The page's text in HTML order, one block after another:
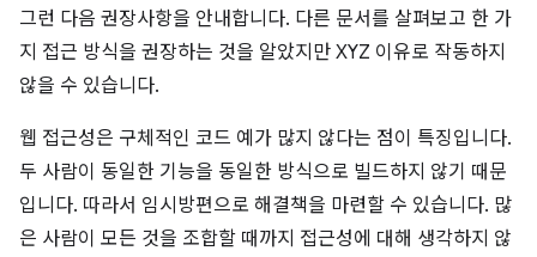
그런 다음 권장사항을 안내합니다. 다른 문서를 살펴보고 한 가
지 접근 방식을 권장하는 것을 알았지만 XYZ 이유로 작동하지
않을 수 있습니다.
웹 접근성은 구체적인 코드 예가 많지 않다는 점이 특징입니다.
두 사람이 동일한 기능을 동일한 방식으로 빌드하지 않기 때문
입니다. 따라서 임시방편으로 해결책을 마련할 수 있습니다. 많
은 사람이 모든 것을 조합할 때까지 접근성에 대해 생각하지 않